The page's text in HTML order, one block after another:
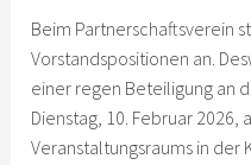
Beim Partnerschaftsverein
Vorstandspositionen an.
einer regen Beteiligung an
Dienstag, 10. Februar 2026,
Veranstaltungsraums in der